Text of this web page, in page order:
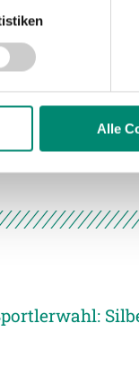
zu Ihrer
Alle